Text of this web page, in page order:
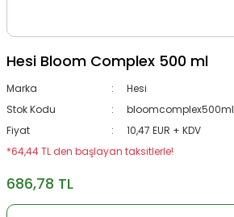
Hesi Bloom Complex 500 ml
Marka
Hesi
Stok Kodu
bloomcomplex500ml
Fiyat
10,47 EUR + KDV
*64,44 TL den başlayan taksitlerle!
686,78 TL